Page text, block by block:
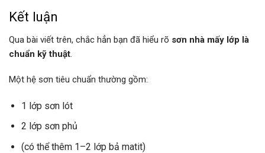
Kết luận
Qua bài viết trên, chắc hẳn bạn đã hiểu rõ sơn nhà mấy lớp là
chuẩn kỹ thuật.
Một hệ sơn tiêu chuẩn thường gồm:
1 lớp sơn lót
2 lớp sơn phủ
(có thể thêm 1–2 lớp bả matit)